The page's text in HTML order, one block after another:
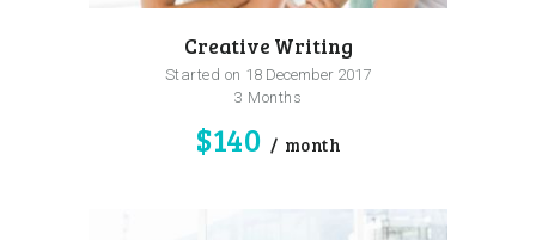
Creative Writing
Started on 18 December 2017
3 Months
$140 month